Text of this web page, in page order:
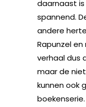
daarnaast
spannend.
andere
Rapunzel
verhaal dus
maar de
kunnen ook
boekenserie.